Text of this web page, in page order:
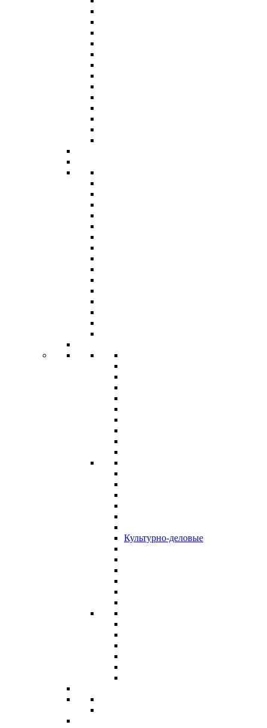
Культурно-деловые